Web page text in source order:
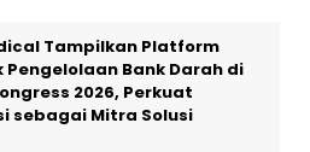
Tampilkan Platform
Bank Darah di
2026, Perkuat
sebagai Mitra Solusi